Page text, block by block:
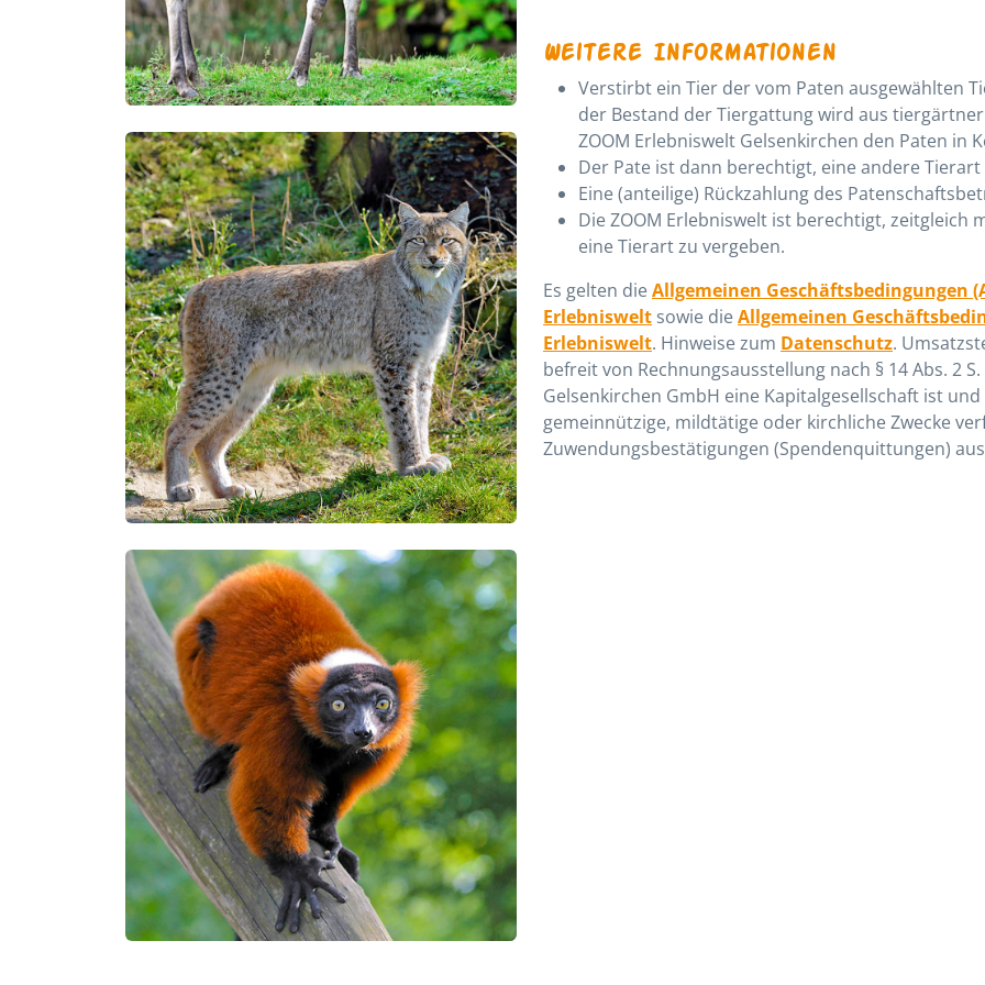
Weitere Informationen
Verstirbt ein Tier der vom Paten ausgewählten
der Bestand der Tiergattung wird aus
ZOOM Erlebniswelt Gelsenkirchen den Paten in
Der Pate ist dann berechtigt, eine andere
Eine (anteilige) Rückzahlung des
Die ZOOM Erlebniswelt ist berechtigt, zeitgleich
eine Tierart zu vergeben.
Es gelten dieAllgemeinen Geschäftsbedingungen
Erlebniswelt sowie dieAllgemeinen
Erlebniswelt. Hinweise zum Datenschutz.
befreit von Rechnungsausstellung nach § 14 Abs. 2
Gelsenkirchen GmbH eine Kapitalgesellschaft ist
gemeinnützige, mildtätige oder kirchliche Zwecke
Zuwendungsbestätigungen (Spendenquittungen)